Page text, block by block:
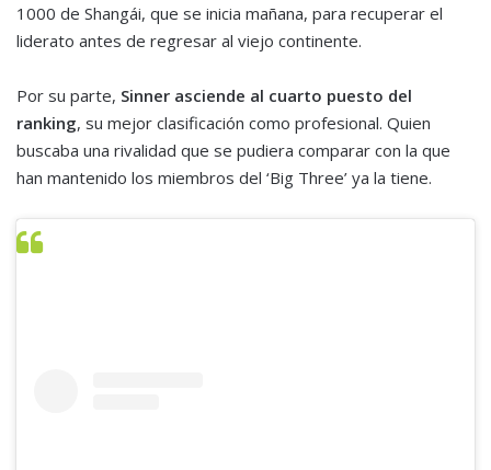
1000 de Shangái, que se inicia mañana, para recuperar el
liderato antes de regresar al viejo continente.
Por su parte, Sinner asciende al cuarto puesto del
ranking, su mejor clasificación como profesional. Quien
buscaba una rivalidad que se pudiera comparar con la que
han mantenido los miembros del ‘Big Three’ ya la tiene.